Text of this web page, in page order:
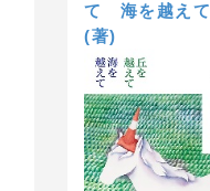
て 海を越えて
(著)